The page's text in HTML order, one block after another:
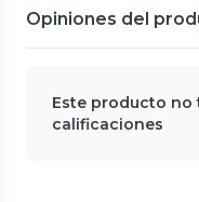
Opiniones del
Este producto
calificaciones